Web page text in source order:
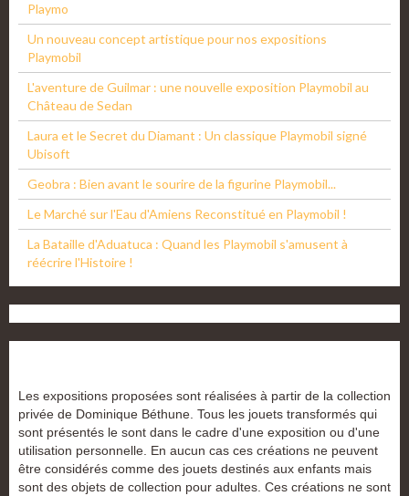
Playmo
Un nouveau concept artistique pour nos expositions
Playmobil
L'aventure de Guilmar : une nouvelle exposition Playmobil au
Château de Sedan
Laura et le Secret du Diamant : Un classique Playmobil signé
Ubisoft
Geobra : Bien avant le sourire de la figurine Playmobil...
Le Marché sur l'Eau d'Amiens Reconstitué en Playmobil !
La Bataille d'Aduatuca : Quand les Playmobil s'amusent à
réécrire l'Histoire !
Les expositions proposées sont réalisées à partir de la collection
privée de Dominique Béthune. Tous les jouets transformés qui
sont présentés le sont dans le cadre d'une exposition ou d'une
utilisation personnelle. En aucun cas ces créations ne peuvent
être considérés comme des jouets destinés aux enfants mais
sont des objets de collection pour adultes. Ces créations ne sont